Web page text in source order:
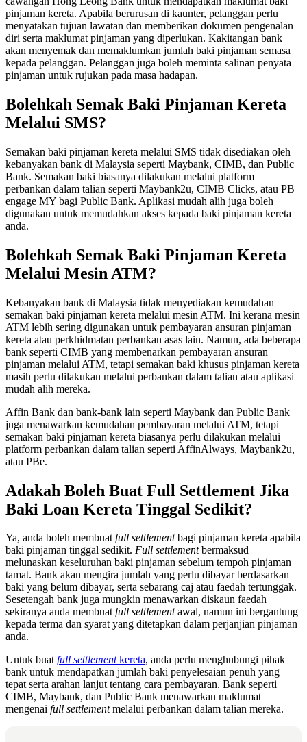
pinjaman kereta. Apabila berurusan di kaunter, pelanggan perlu
menyatakan tujuan lawatan dan memberikan dokumen pengenalan
diri serta maklumat pinjaman yang diperlukan. Kakitangan bank
akan menyemak dan memaklumkan jumlah baki pinjaman semasa
kepada pelanggan. Pelanggan juga boleh meminta salinan penyata
pinjaman untuk rujukan pada masa hadapan.
Bolehkah Semak Baki Pinjaman Kereta
Melalui SMS?
Semakan baki pinjaman kereta melalui SMS tidak disediakan oleh
kebanyakan bank di Malaysia seperti Maybank, CIMB, dan Public
Bank. Semakan baki biasanya dilakukan melalui platform
perbankan dalam talian seperti Maybank2u, CIMB Clicks, atau PB
engage MY bagi Public Bank. Aplikasi mudah alih juga boleh
digunakan untuk memudahkan akses kepada baki pinjaman kereta
anda.
Bolehkah Semak Baki Pinjaman Kereta
Melalui Mesin ATM?
Kebanyakan bank di Malaysia tidak menyediakan kemudahan
semakan baki pinjaman kereta melalui mesin ATM. Ini kerana mesin
ATM lebih sering digunakan untuk pembayaran ansuran pinjaman
kereta atau perkhidmatan perbankan asas lain. Namun, ada beberapa
bank seperti CIMB yang membenarkan pembayaran ansuran
pinjaman melalui ATM, tetapi semakan baki khusus pinjaman kereta
masih perlu dilakukan melalui perbankan dalam talian atau aplikasi
mudah alih mereka.
Affin Bank dan bank-bank lain seperti Maybank dan Public Bank
juga menawarkan kemudahan pembayaran melalui ATM, tetapi
semakan baki pinjaman kereta biasanya perlu dilakukan melalui
platform perbankan dalam talian seperti AffinAlways, Maybank2u,
atau PBe.
Adakah Boleh Buat Full Settlement Jika
Baki Loan Kereta Tinggal Sedikit?
Ya, anda boleh membuatfull settlementbagi pinjaman kereta apabila
baki pinjaman tinggal sedikit. Full settlementbermaksud
melunaskan keseluruhan baki pinjaman sebelum tempoh pinjaman
tamat. Bank akan mengira jumlah yang perlu dibayar berdasarkan
baki yang belum dibayar, serta sebarang caj atau faedah tertunggak.
Sesetengah bank juga mungkin menawarkan diskaun faedah
sekiranya anda membuatfull settlementawal, namun ini bergantung
kepada terma dan syarat yang ditetapkan dalam perjanjian pinjaman
anda.
Untuk buatfull settlementkereta, anda perlu menghubungi pihak
bank untuk mendapatkan jumlah baki penyelesaian penuh yang
tepat serta arahan lanjut tentang cara pembayaran. Bank seperti
CIMB, Maybank, dan Public Bank menawarkan maklumat
mengenai full settlementmelalui perbankan dalam talian mereka.